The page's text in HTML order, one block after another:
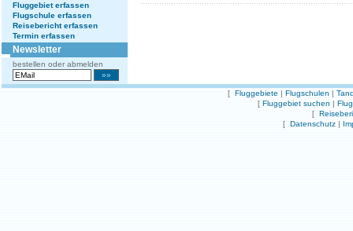
Fluggebiet erfassen
Flugschule erfassen
Reisebericht erfassen
Termin erfassen
Newsletter
bestellen oder abmelden
[ Fluggebiete | Flugschulen |
[ Fluggebiet suchen |
[
[ Datenschutz |